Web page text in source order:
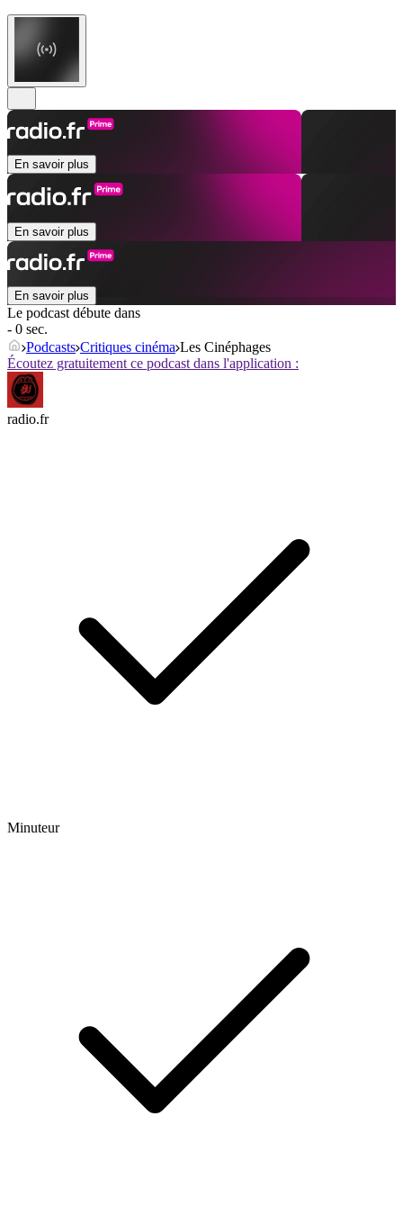
En savoir plus
En savoir plus
En savoir plus
Le podcast débute dans
- 0 sec.
Podcasts Critiques cinéma Les Cinéphages
Écoutez gratuitement ce podcast dans l'application :
radio.fr
Minuteur